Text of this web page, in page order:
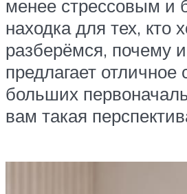
менее стрессовым и
находка для тех,
разберёмся, почему
предлагает
больших
вам такая